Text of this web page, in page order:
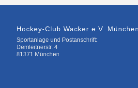
Hockey-Club Wacker e.V. München
Sportanlage und Postanschrift:
Demleitnerstr. 4
81371 München